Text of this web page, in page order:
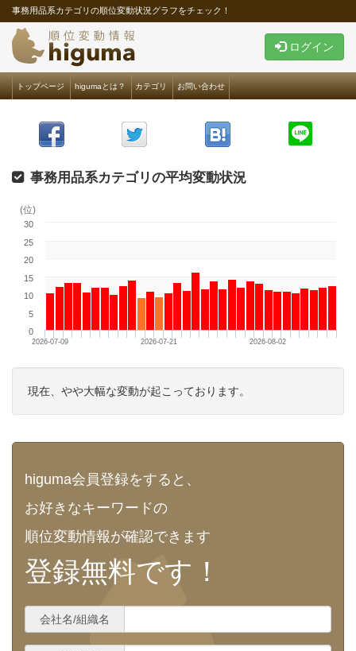
事務用品系カテゴリの順位変動状況グラフをチェック！
ログイン
トップページ higumaとは？ カテゴリ お問い合わせ
事務用品系カテゴリの平均変動状況
(位)
2026-07-09 2026-07-21 2026-08-02
0
5
10
15
20
25
30
現在、やや大幅な変動が起こっております。
higuma会員登録をすると、
お好きなキーワードの
順位変動情報が確認できます
登録無料です！
会社名/組織名